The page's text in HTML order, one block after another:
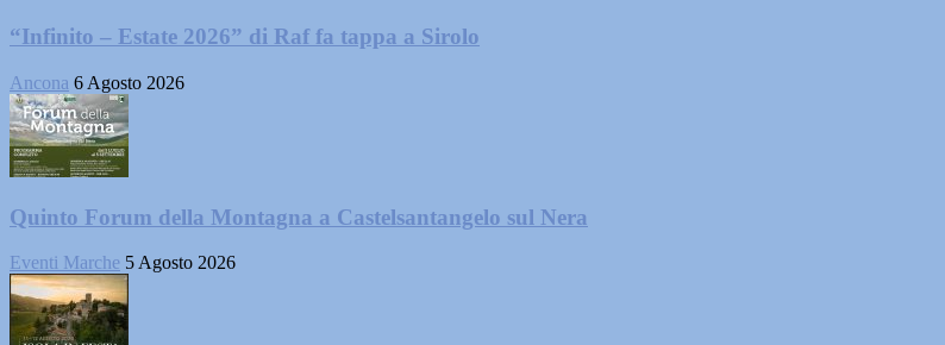
“Infinito – Estate 2026” di Raf fa tappa a Sirolo
Ancona 6 Agosto 2026
Quinto Forum della Montagna a Castelsantangelo sul Nera
Eventi Marche 5 Agosto 2026